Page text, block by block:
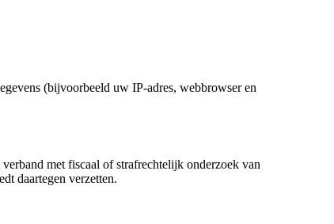
(bijvoorbeeld uw IP-adres, webbrowser en
met fiscaal of strafrechtelijk onderzoek van
daartegen verzetten.